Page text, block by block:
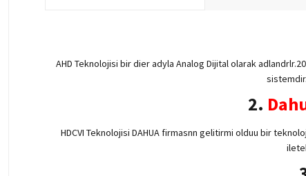
AHD Teknolojisi bir dier adyla Analog Dijital olarak
2.
HDCVI Teknolojisi DAHUA firmasnn gelitirmi olduu bir